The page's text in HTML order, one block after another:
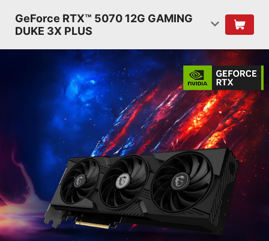
GeForce RTX™ 5070 12G GAMING
DUKE 3X PLUS